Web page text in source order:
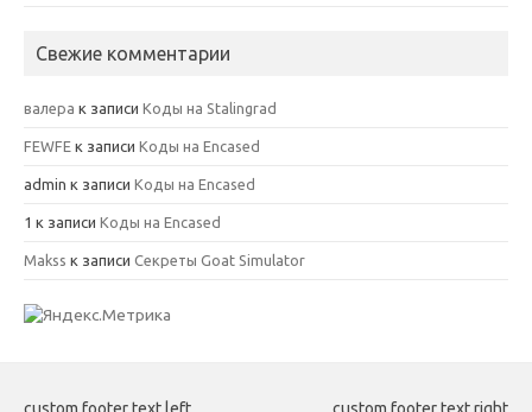
Свежие комментарии
валера к записи Коды на Stalingrad
FEWFE к записи Коды на Encased
admin к записи Коды на Encased
1 к записи Коды на Encased
Makss к записи Секреты Goat Simulator
custom footer text left custom footer text right